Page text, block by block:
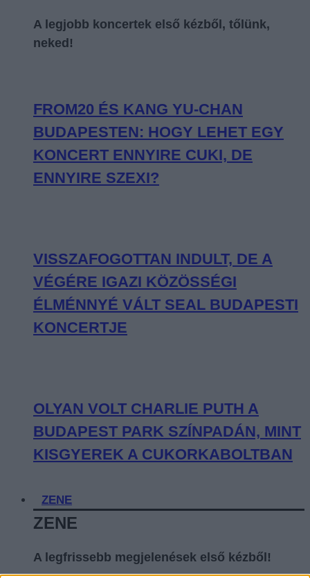
A legjobb koncertek első kézből, tőlünk,
neked!
FROM20 ÉS KANG YU-CHAN
BUDAPESTEN: HOGY LEHET EGY
KONCERT ENNYIRE CUKI, DE
ENNYIRE SZEXI?
VISSZAFOGOTTAN INDULT, DE A
VÉGÉRE IGAZI KÖZÖSSÉGI
ÉLMÉNNYÉ VÁLT SEAL BUDAPESTI
KONCERTJE
OLYAN VOLT CHARLIE PUTH A
BUDAPEST PARK SZÍNPADÁN, MINT
KISGYEREK A CUKORKABOLTBAN
ZENE
ZENE
A legfrissebb megjelenések első kézből!